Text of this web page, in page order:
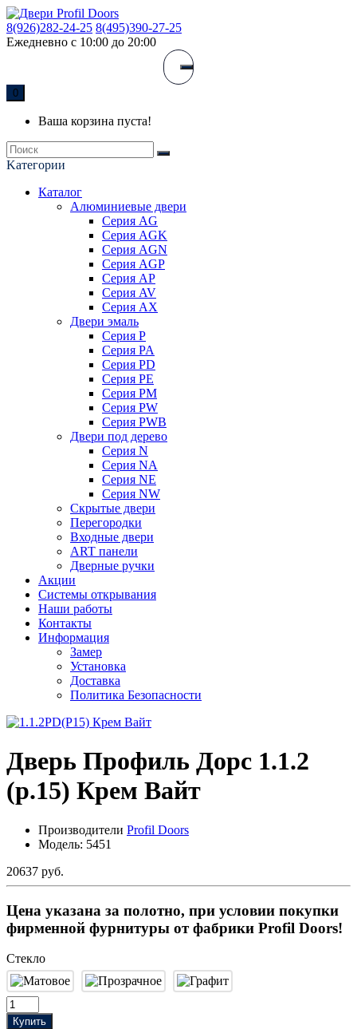
8(926)282-24-25 8(495)390-27-25
Ежедневно с 10:00 до 20:00
0
Ваша корзина пуста!
Kатегории
Каталог
Алюминиевые двери
Серия AG
Серия AGK
Серия AGN
Серия AGP
Серия AP
Серия AV
Серия AX
Двери эмаль
Серия P
Серия PA
Серия PD
Серия PE
Серия PM
Серия PW
Серия PWB
Двери под дерево
Серия N
Серия NA
Серия NE
Серия NW
Скрытые двери
Перегородки
Входные двери
ART панели
Дверные ручки
Акции
Системы открывания
Наши работы
Контакты
Информация
Замер
Установка
Доставка
Политика Безопасности
Дверь Профиль Дорс 1.1.2
(р.15) Крем Вайт
Производители Profil Doors
Модель: 5451
20637 руб.
Цена указана за полотно, при условии покупки
фирменной фурнитуры от фабрики Profil Doors!
Стекло
Купить